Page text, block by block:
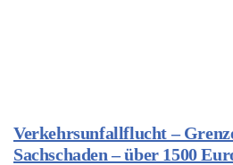
Verkehrsunfallflucht –
Sachschaden – über 1500